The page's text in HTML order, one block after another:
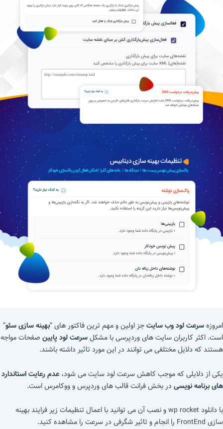
امروزهسرعت لود وب سایتجز اولین و مهم ترین فاکتور های “بهینه سازی سئو”
است. اکثر کاربران سایت های وردپرسی با مشکلسرعت لود پایین صفحات مواجه
هستند که دلایل مختلفی می توانند در این مورد تاثیر داشته باشند.
یکی از دلایلی که موجب کاهش سرعت لود سایت می شود، عدم رعایت استاندارد
های برنامه نویسی در بخش فرانت قالب های وردپرس و ووکامرس است.
با دانلود wp rocket و نصب آن می توانید با اعمال تنظیمات زیر فرایند بهینه
سازی FrontEnd را انجام و تاثیر شگرفی در سرعت را مشاهده کنید.